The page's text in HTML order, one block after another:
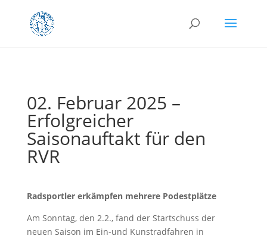
02. Februar 2025 –
Erfolgreicher
Saisonauftakt für den
RVR
Radsportler erkämpfen mehrere Podestplätze
Am Sonntag, den 2.2., fand der Startschuss der
neuen Saison im Ein-und Kunstradfahren in